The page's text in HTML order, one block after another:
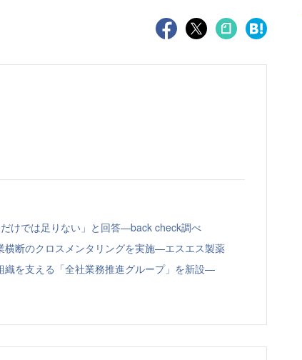
けでは足りない」と回答—back check調べ
横断のクロスメンタリングを実施—エスエス製薬
織を支える「全社業務推進グループ」を新設—